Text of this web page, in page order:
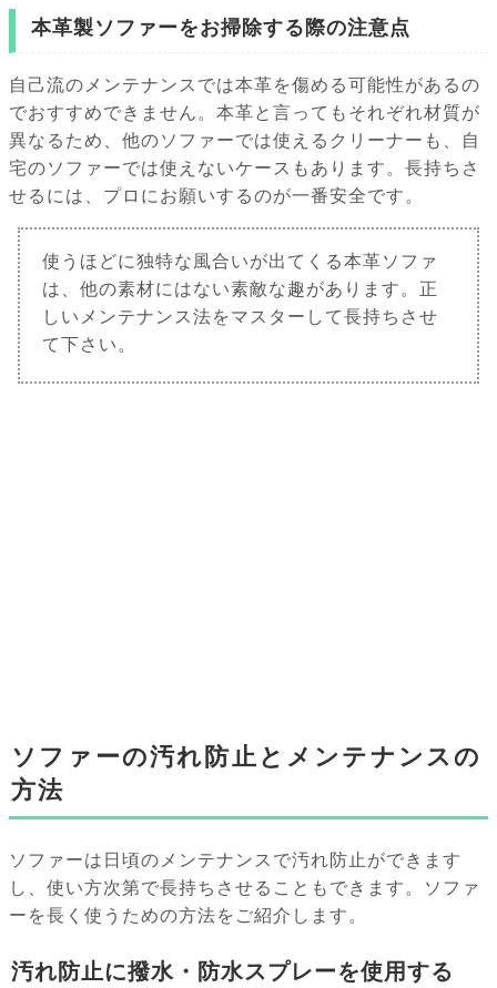
本革製ソファーをお掃除する際の注意点
自己流のメンテナンスでは本革を傷める可能性があるの
でおすすめできません。本革と言ってもそれぞれ材質が
異なるため、他のソファーでは使えるクリーナーも、自
宅のソファーでは使えないケースもあります。長持ちさ
せるには、プロにお願いするのが一番安全です。
使うほどに独特な風合いが出てくる本革ソファ
は、他の素材にはない素敵な趣があります。正
しいメンテナンス法をマスターして長持ちさせ
て下さい。
ソファーの汚れ防止とメンテナンスの
方法
ソファーは日頃のメンテナンスで汚れ防止ができます
し、使い方次第で長持ちさせることもできます。ソファ
ーを長く使うための方法をご紹介します。
汚れ防止に撥水・防水スプレーを使用する